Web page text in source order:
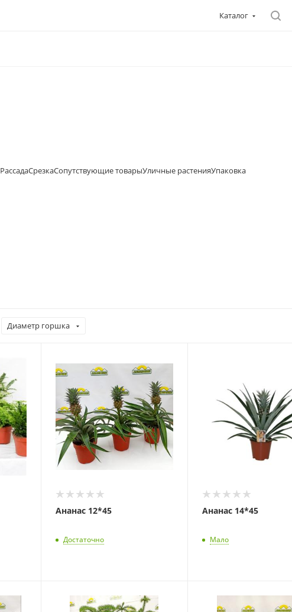
Каталог
РассадаСрезкаСопутствующие товарыУличные растенияУпаковка
Диаметр горшка
Ананас 12*45
Достаточно
Ананас 14*45
Мало